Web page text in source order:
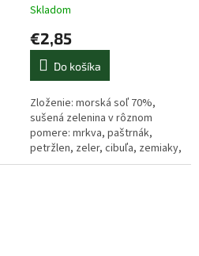
Skladom
€2,85
Do košíka
Zloženie: morská soľ 70%,
sušená zelenina v rôznom
pomere: mrkva, paštrnák,
petržlen, zeler, cibuľa, zemiaky,
kukuričný škrob, sacharóza,